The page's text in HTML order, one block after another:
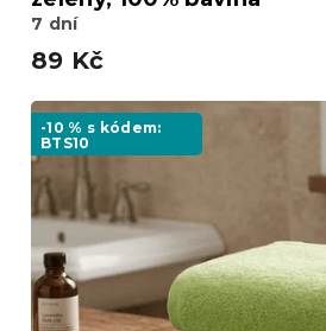
7 dní
89 Kč
-10 % s kódem:
BTS10